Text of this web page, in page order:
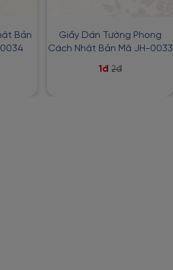
Bản
Giấy Dán Tường Phong
Cách Nhật Bản Mã JH-0033
1đ 2đ